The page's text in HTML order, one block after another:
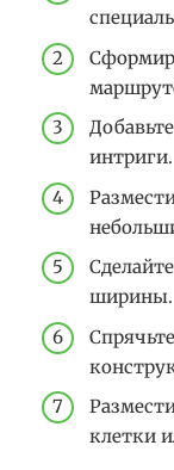
интриги.
ширины.
клетки